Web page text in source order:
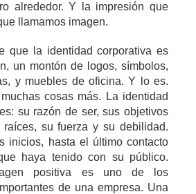
alrededor. Y la impresión que
llamamos imagen.
que la identidad corporativa es
un montón de logos, símbolos,
, y muebles de oficina. Y lo es.
cosas más. La identidad
su razón de ser, sus objetivos
raíces, su fuerza y su debilidad.
inicios, hasta el ú ltimo contacto
haya tenido con su público.
positiva es uno de los
de una empresa. Una